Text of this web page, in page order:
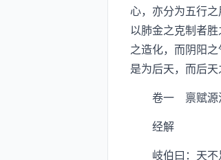
心，亦分为五行
以肺金之克制者
之造化，而阴阳
是为后天，而后
卷一 禀赋源
经解
岐伯曰：天不